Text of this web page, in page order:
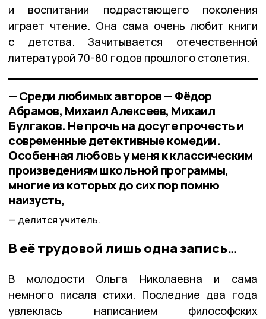
и воспитании подрастающего поколения
играет чтение. Она сама очень любит книги
с детства. Зачитывается отечественной
литературой 70-80 годов прошлого столетия.
— Среди любимых авторов — Фёдор
Абрамов, Михаил Алексеев, Михаил
Булгаков. Не прочь на досуге прочесть и
современные детективные комедии.
Особенная любовь у меня к классическим
произведениям школьной программы,
многие из которых до сих пор помню
наизусть,
делится учитель.
В её трудовой лишь одна запись…
В молодости Ольга Николаевна и сама
немного писала стихи. Последние два года
увлеклась написанием философских